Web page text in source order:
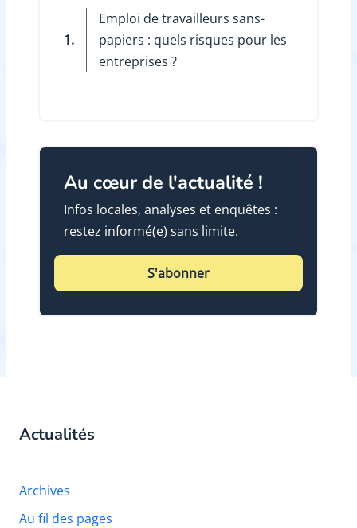
1.
Emploi de travailleurs sans-
papiers : quels risques pour les
entreprises ?
Au cœur de l'actualité !
Infos locales, analyses et enquêtes :
restez informé(e) sans limite.
S'abonner
Actualités
Archives
Au fil des pages